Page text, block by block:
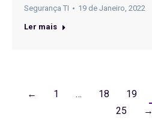
Segurança TI 19 de Janeiro, 2022
Ler mais
← 1 … 18 19
25
→